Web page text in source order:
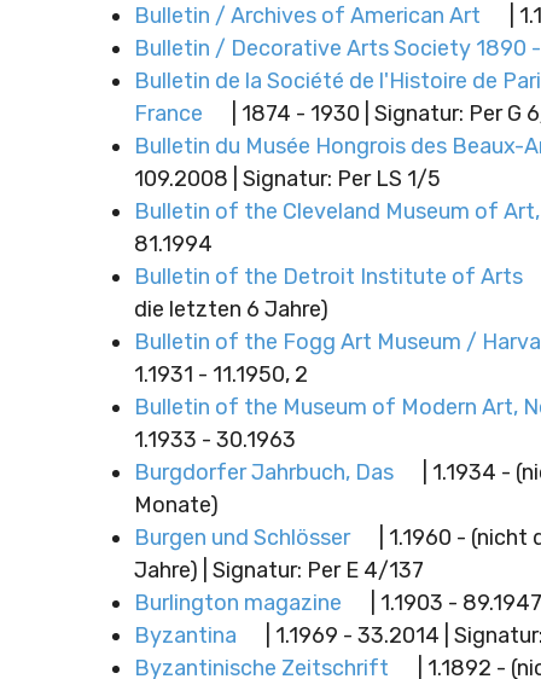
Bulletin / Archives of American Art
|
Bulletin / Decorative Arts Society 1890
Bulletin de la Société de l'Histoire de
France
| 1874 - 1930 | Signatur: Per G
Bulletin du Musée Hongrois des Beaux-
109.2008 | Signatur: Per LS 1/5
Bulletin of the Cleveland Museum of
81.1994
Bulletin of the Detroit Institute of Arts
die letzten 6 Jahre)
Bulletin of the Fogg Art Museum /
1.1931 - 11.1950, 2
Bulletin of the Museum of Modern Art,
1.1933 - 30.1963
Burgdorfer Jahrbuch, Das
| 1.1934 -
Monate)
Burgen und Schlösser
| 1.1960 -
Jahre) | Signatur: Per E 4/137
Burlington magazine
| 1.1903 -
Byzantina
| 1.1969 - 33.2014 |
Byzantinische Zeitschrift
| 1.1892 -